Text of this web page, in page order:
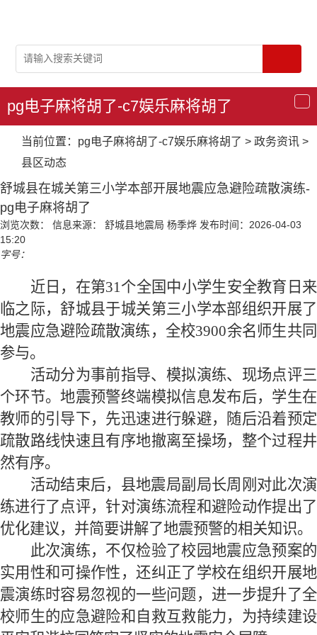
导
航
pg电子麻将胡了-c7娱乐麻将胡了
当前位置： pg电子麻将胡了-c7娱乐麻将胡了 > 政务资讯 >
县区动态
舒城县在城关第三小学本部开展地震应急避险疏散演练-
pg电子麻将胡了
浏览次数： 信息来源： 舒城县地震局 杨季烨 发布时间：2026-04-03
15:20
字号：
近日， 在第31个全国中小学生安全教育日来
临之际，舒城县于城关第三小学本部组织开展了
地震应急避险疏散演练，全校3900余名师生共同
参与。
活动分为事前指导、模拟演练、现场点评三
个环节。地震预警终端模拟信息发布后，学生在
教师的引导下，先迅速进行躲避，随后沿着预定
疏散路线快速且有序地撤离至操场，整个过程井
然有序。
活动结束后，县地震局副局长周刚对此次演
练进行了点评，针对演练流程和避险动作提出了
优化建议，并简要讲解了地震预警的相关知识。
此次演练， 不仅检验了校园地震应急预案的
实用性和可操作性， 还纠正了学校在组织开展地
震演练时容易忽视的一些问题，进一步提升了全
校师生的应急避险和自救互救能力，为持续建设